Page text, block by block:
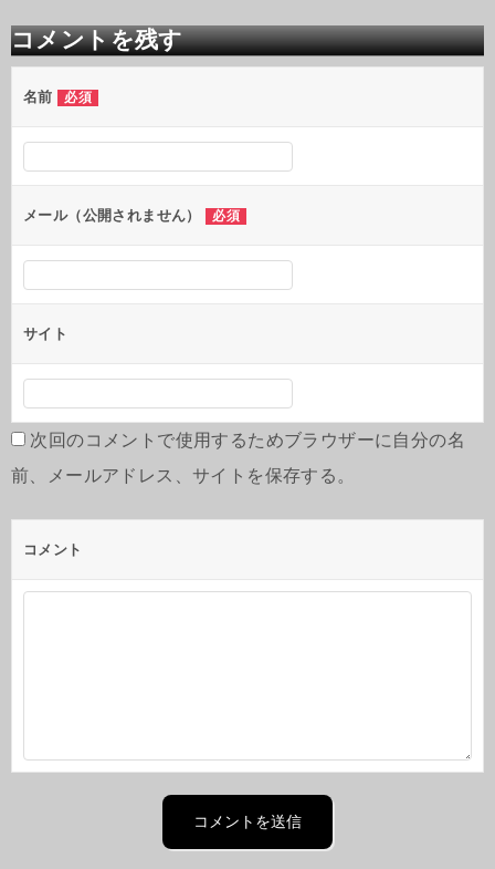
ビ
ゲ
ー
シ
ン
コメントを残す
名前 必須
メール（公開されません） 必須
サイト
次回のコメントで使用するためブラウザーに自分の名
前、メールアドレス、サイトを保存する。
コメント